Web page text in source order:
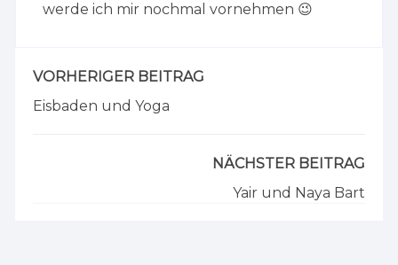
werde ich mir nochmal vornehmen 😉
VORHERIGER BEITRAG
Eisbaden und Yoga
NÄCHSTER BEITRAG
Yair und Naya Bart